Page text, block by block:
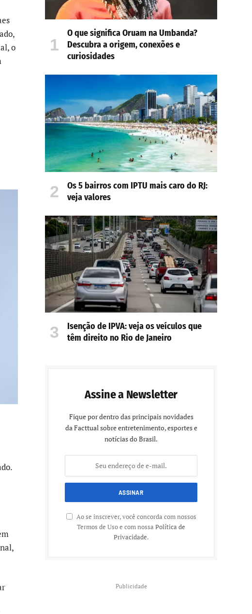
o
O que significa Oruam na Umbanda?
Descubra a origem, conexões e
curiosidades
Os 5 bairros com IPTU mais caro do RJ:
veja valores
Isenção de IPVA: veja os veículos que
têm direito no Rio de Janeiro
Assine a Newsletter
Fique por dentro das principais novidades
da Facttual sobre entretenimento, esportes e
notícias do Brasil.
Ao se inscrever, você concorda com nossos
Termos de Uso e com nossa Política de
Privacidade.
Publicidade